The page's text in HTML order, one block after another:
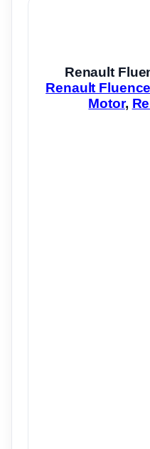
Renault
Renault
Motor,